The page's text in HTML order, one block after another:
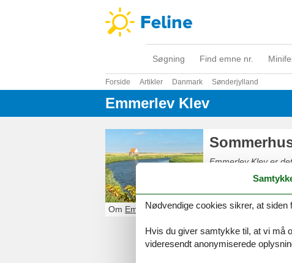
Søgning Find emne nr.
Forside Artikler Danmark Sønderjylland
Emmerlev Klev
Emmerlev Klev er
Sønderjyllands
Gode muligheder
Om Emmerlev Klev
Nødvendige cookies sikrer, at
Hvis du giver samtykke til, at vi må
videresendt anonymiserede